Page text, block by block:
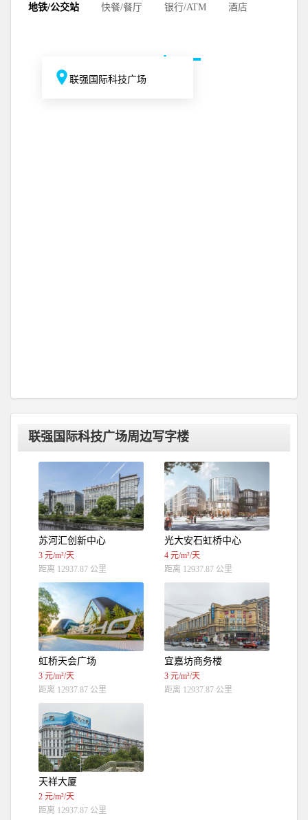
地铁/公交站 快餐/餐厅 银行/ATM 酒店
联强国际科技广场
联强国际科技广场周边写字楼
苏河汇创新中心
3 元/m²/天
距离 12937.87 公里
光大安石虹桥中心
4 元/m²/天
距离 12937.87 公里
虹桥天会广场
3 元/m²/天
距离 12937.87 公里
宜嘉坊商务楼
3 元/m²/天
距离 12937.87 公里
天祥大厦
2 元/m²/天
距离 12937.87 公里